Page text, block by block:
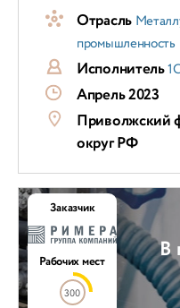
Отрасль
промышленность
Исполнитель
Апрель 2023
Приволжский
округ РФ
В
Заказчик
Рабочих мест
300